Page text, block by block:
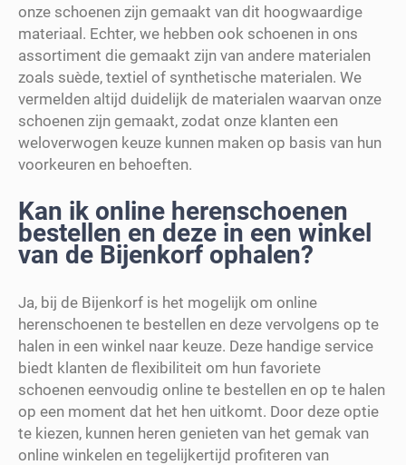
onze schoenen zijn gemaakt van dit hoogwaardige
materiaal. Echter, we hebben ook schoenen in ons
assortiment die gemaakt zijn van andere materialen
zoals suède, textiel of synthetische materialen. We
vermelden altijd duidelijk de materialen waarvan onze
schoenen zijn gemaakt, zodat onze klanten een
weloverwogen keuze kunnen maken op basis van hun
voorkeuren en behoeften.
Kan ik online herenschoenen
bestellen en deze in een winkel
van de Bijenkorf ophalen?
Ja, bij de Bijenkorf is het mogelijk om online
herenschoenen te bestellen en deze vervolgens op te
halen in een winkel naar keuze. Deze handige service
biedt klanten de flexibiliteit om hun favoriete
schoenen eenvoudig online te bestellen en op te halen
op een moment dat het hen uitkomt. Door deze optie
te kiezen, kunnen heren genieten van het gemak van
online winkelen en tegelijkertijd profiteren van